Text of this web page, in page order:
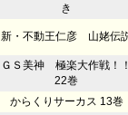
き
新・不動王仁彦 山姥伝
ＧＳ美神 極楽大作戦！
22巻
からくりサーカス 13巻